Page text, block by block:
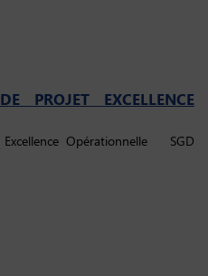
PROJET EXCELLENCE
Opérationnelle SGD